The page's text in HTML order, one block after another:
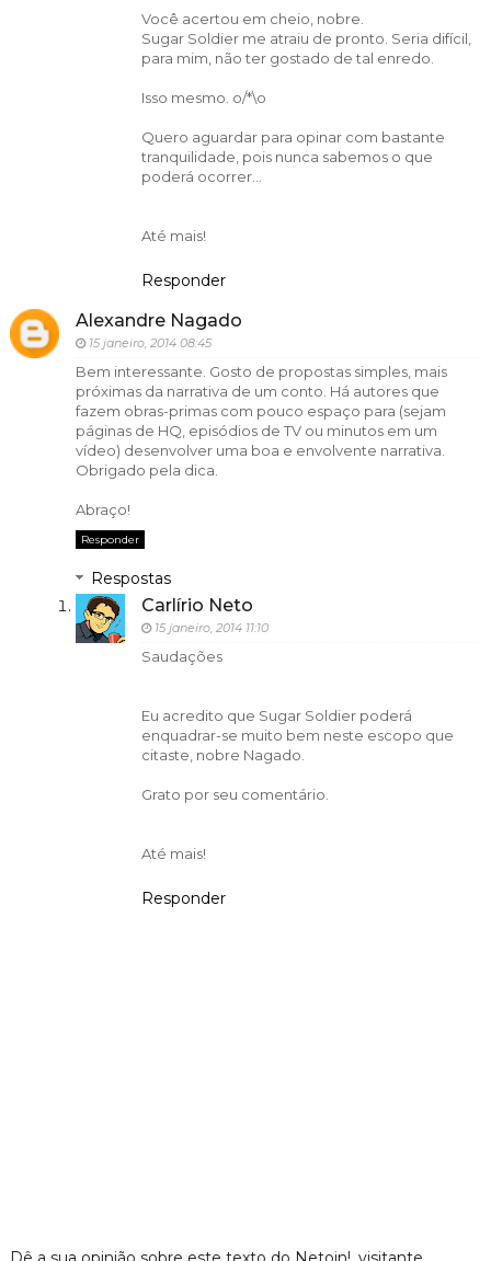
Você acertou em cheio, nobre.
Sugar Soldier me atraiu de pronto. Seria difícil,
para mim, não ter gostado de tal enredo.
Isso mesmo. o/*\o
Quero aguardar para opinar com bastante
tranquilidade, pois nunca sabemos o que
poderá ocorrer...
Até mais!
Responder
Alexandre Nagado
15 janeiro, 2014 08:45
Bem interessante. Gosto de propostas simples, mais
próximas da narrativa de um conto. Há autores que
fazem obras-primas com pouco espaço para (sejam
páginas de HQ, episódios de TV ou minutos em um
vídeo) desenvolver uma boa e envolvente narrativa.
Obrigado pela dica.
Abraço!
Responder
Respostas
Carlírio Neto
15 janeiro, 2014 11:10
Saudações
Eu acredito que Sugar Soldier poderá
enquadrar-se muito bem neste escopo que
citaste, nobre Nagado.
Grato por seu comentário.
Até mais!
Responder